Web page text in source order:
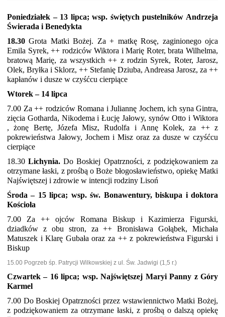
Poniedziałek – 13 lipca; wsp. świętych pustelników Andrzeja
Świerada i Benedykta
18.30 Grota Matki Bożej. Za + matkę Rosę, zaginionego ojca
Emila Syrek, ++ rodziców Wiktora i Marię Roter, brata Wilhelma,
bratową Marię, za wszystkich ++ z rodzin Syrek, Roter, Jarosz,
Olek, Bryłka i Sklorz, ++ Stefanię Dziuba, Andreasa Jarosz, za ++
kapłanów i dusze w czyśćcu cierpiące
Wtorek – 14 lipca
7.00 Za ++ rodziców Romana i Juliannę Jochem, ich syna Gintra,
zięcia Gotharda, Nikodema i Łucję Jałowy, synów Otto i Wiktora
, żonę Bertę, Józefa Misz, Rudolfa i Annę Kolek, za ++ z
pokrewieństwa Jałowy, Jochem i Misz oraz za dusze w czyśćcu
cierpiące
18.30Lichynia. Do Boskiej Opatrzności, z podziękowaniem za
otrzymane łaski, z prośbą o Boże błogosławieństwo, opiekę Matki
Najświętszej i zdrowie w intencji rodziny Lisoń
Środa – 15 lipca; wsp. św. Bonawentury, biskupa i doktora
Kościoła
7.00 Za ++ ojców Romana Biskup i Kazimierza Figurski,
dziadków z obu stron, za ++ Bronisława Gołąbek, Michała
Matuszek i Klarę Gubała oraz za ++ z pokrewieństwa Figurski i
Biskup
15.00 Pogrzeb śp. Patrycji Wilkowskiej z ul. Św. Jadwigi (1,5 r.)
Czwartek – 16 lipca; wsp. Najświętszej Maryi Panny z Góry
Karmel
7.00 Do Boskiej Opatrzności przez wstawiennictwo Matki Bożej,
z podziękowaniem za otrzymane łaski, z prośbą o dalszą opiekę